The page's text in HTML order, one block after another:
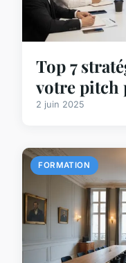
Top 7
votre pitch
2 juin 2025
FORMATION